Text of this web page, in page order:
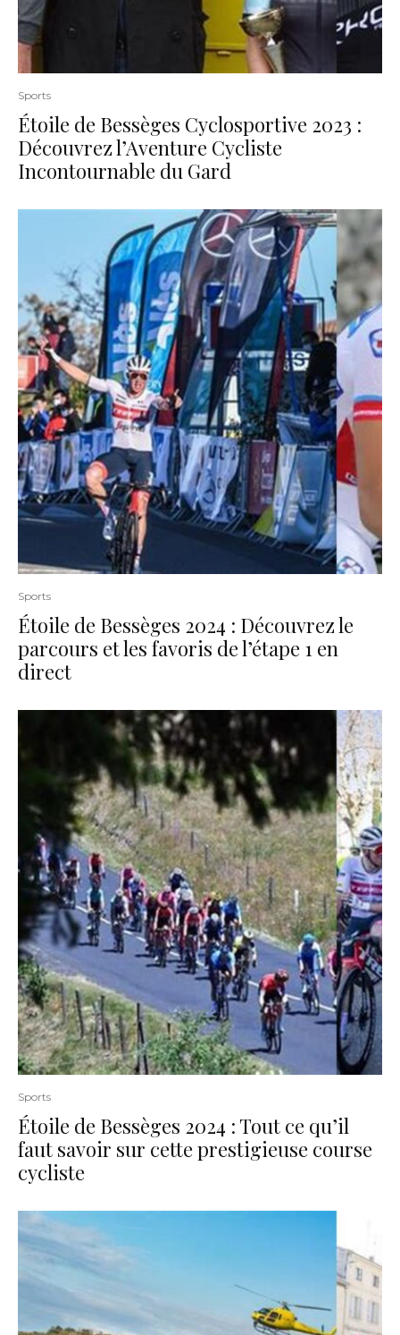
Sports
Étoile de Bessèges Cyclosportive 2023 :
Découvrez l’Aventure Cycliste
Incontournable du Gard
Sports
Étoile de Bessèges 2024 : Découvrez le
parcours et les favoris de l’étape 1 en
direct
Sports
Étoile de Bessèges 2024 : Tout ce qu’il
faut savoir sur cette prestigieuse course
cycliste